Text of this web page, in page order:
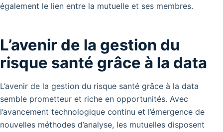
également le lien entre la mutuelle et ses membres.
L’avenir de la gestion du
risque santé grâce à la data
L’avenir de la gestion du risque santé grâce à la data
semble prometteur et riche en opportunités. Avec
l’avancement technologique continu et l’émergence de
nouvelles méthodes d’analyse, les mutuelles disposent